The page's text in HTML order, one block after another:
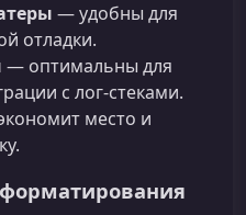
— удобны для
отладки.
— оптимальны для
с лог-стеками.
место и